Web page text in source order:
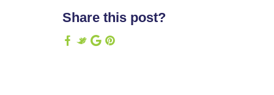
Share this post?